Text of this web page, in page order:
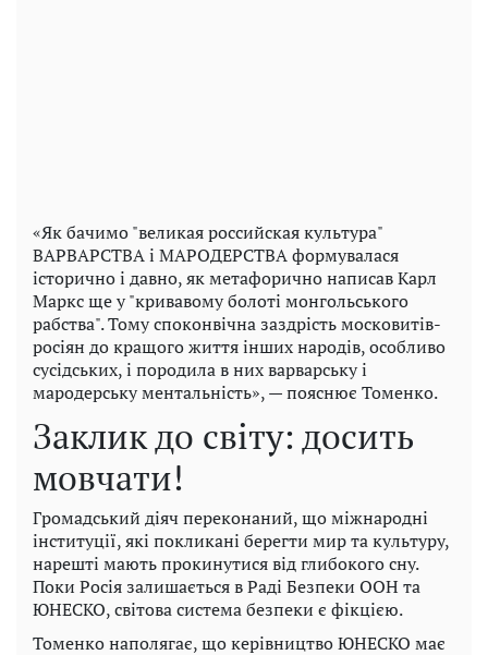
«Як бачимо "великая российская культура"
ВАРВАРСТВА і МАРОДЕРСТВА формувалася
історично і давно, як метафорично написав Карл
Маркс ще у "кривавому болоті монгольського
рабства". Тому споконвічна заздрість московитів-
росіян до кращого життя інших народів, особливо
сусідських, і породила в них варварську і
мародерську ментальність», — пояснює Томенко.
Заклик до світу: досить
мовчати!
Громадський діяч переконаний, що міжнародні
інституції, які покликані берегти мир та культуру,
нарешті мають прокинутися від глибокого сну.
Поки Росія залишається в Раді Безпеки ООН та
ЮНЕСКО, світова система безпеки є фікцією.
Томенко наполягає, що керівництво ЮНЕСКО має